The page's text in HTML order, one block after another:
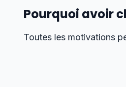
Pourquoi avoir
Toutes les motivations